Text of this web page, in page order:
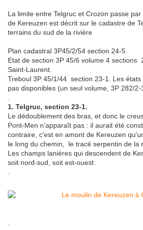
La limite entre Telgruc et Crozon passe
de Kereuzen est décrit sur le cadastre de
terrains du sud de la rivière
Plan cadastral 3P45/2/54 section 24-5.
Etat de section 3P 45/6 volume 4 sections
Saint-Laurent.
Treboul 3P 45/1/44 section 23-1. Les
pas disponibles (un seul volume, 3P 282/2-
1. Telgruc, section 23-1.
Le dédoublement des bras, et donc le
Pont-Men n'apparaît pas : il aurait été
contraire, c'est en amont de Kereuzen
le long du chemin, le tracé serpentin de la
Les champs lanières qui descendent de
soit nord-sud, soit est-ouest.